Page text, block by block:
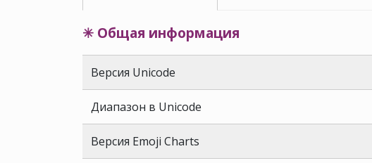
✳ Общая информация
Версия Unicode
Диапазон в Unicode
Версия Emoji Charts